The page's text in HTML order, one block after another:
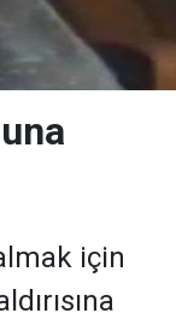
için